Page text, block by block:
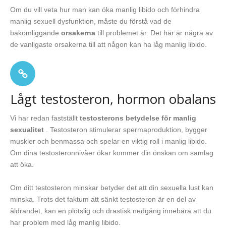
Om du vill veta hur man kan öka manlig libido och förhindra
manlig sexuell dysfunktion, måste du förstå vad de
bakomliggande orsakerna till problemet är. Det här är några av
de vanligaste orsakerna till att någon kan ha låg manlig libido.
Lågt testosteron, hormon obalans
Vi har redan fastställt testosterons betydelse för manlig
sexualitet . Testosteron stimulerar spermaproduktion, bygger
muskler och benmassa och spelar en viktig roll i manlig libido.
Om dina testosteronnivåer ökar kommer din önskan om samlag
att öka.
Om ditt testosteron minskar betyder det att din sexuella lust kan
minska. Trots det faktum att sänkt testosteron är en del av
åldrandet, kan en plötslig och drastisk nedgång innebära att du
har problem med låg manlig libido.